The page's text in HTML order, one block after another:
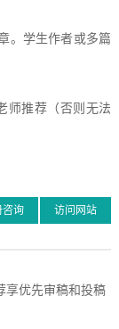
。学生作者或多篇
师推荐（否则无法
访问网站
咨询
享优先审稿和投稿